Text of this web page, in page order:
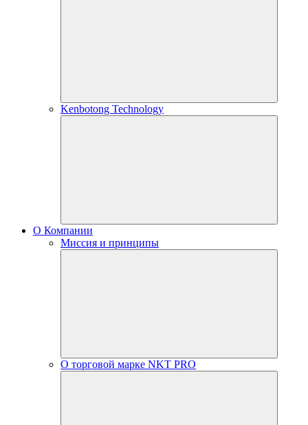
Kenbotong Technology
О Компании
Миссия и принципы
О торговой марке NKT PRO